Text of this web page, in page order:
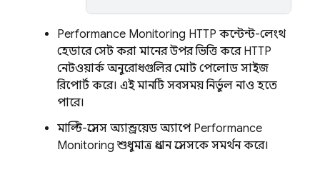
Performance Monitoring HTTP কন্টেন্ট-লেংথ
হেডারে সেট করা মানের উপর ভিত্তি করে HTTP
নেটওয়ার্ক অনুরোধগুলির মোট পেলোড সাইজ
রিপোর্ট করে। এই মানটি সবসময় নির্ভুল নাও হতে
পারে।
মাল্টি-প্রসেস অ্যান্ড্রয়েড অ্যাপে Performance
Monitoring শুধুমাত্র প্রধান প্রসেসকে সমর্থন করে।